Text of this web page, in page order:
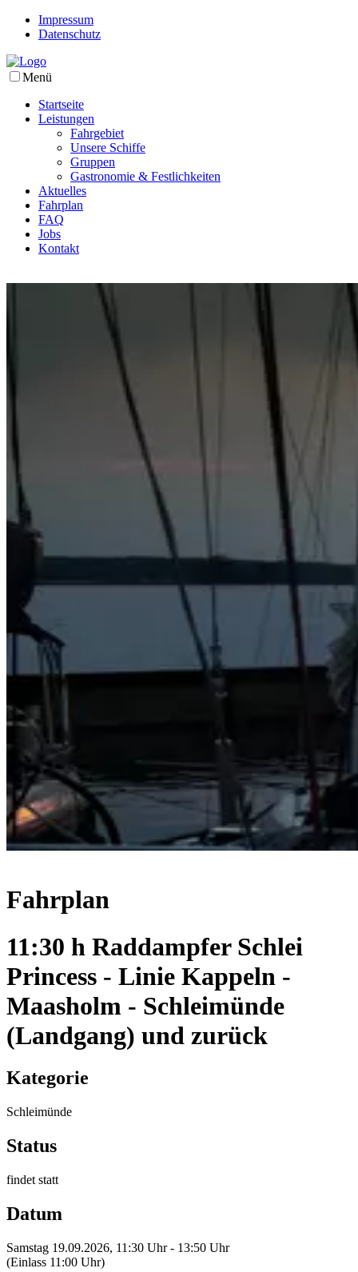
Impressum
Datenschutz
Menü
Startseite
Leistungen
Fahrgebiet
Unsere Schiffe
Gruppen
Gastronomie & Festlichkeiten
Aktuelles
Fahrplan
FAQ
Jobs
Kontakt
Fahrplan
11:30 h Raddampfer Schlei
Princess - Linie Kappeln -
Maasholm - Schleimünde
(Landgang) und zurück
Kategorie
Schleimünde
Status
findet statt
Datum
Samstag 19.09.2026, 11:30 Uhr - 13:50 Uhr
(Einlass 11:00 Uhr)